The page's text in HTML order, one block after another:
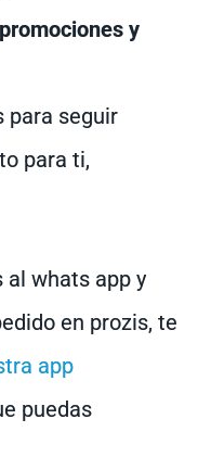
y
para seguir
para ti,
al whats app y
en prozis, te
app
puedas